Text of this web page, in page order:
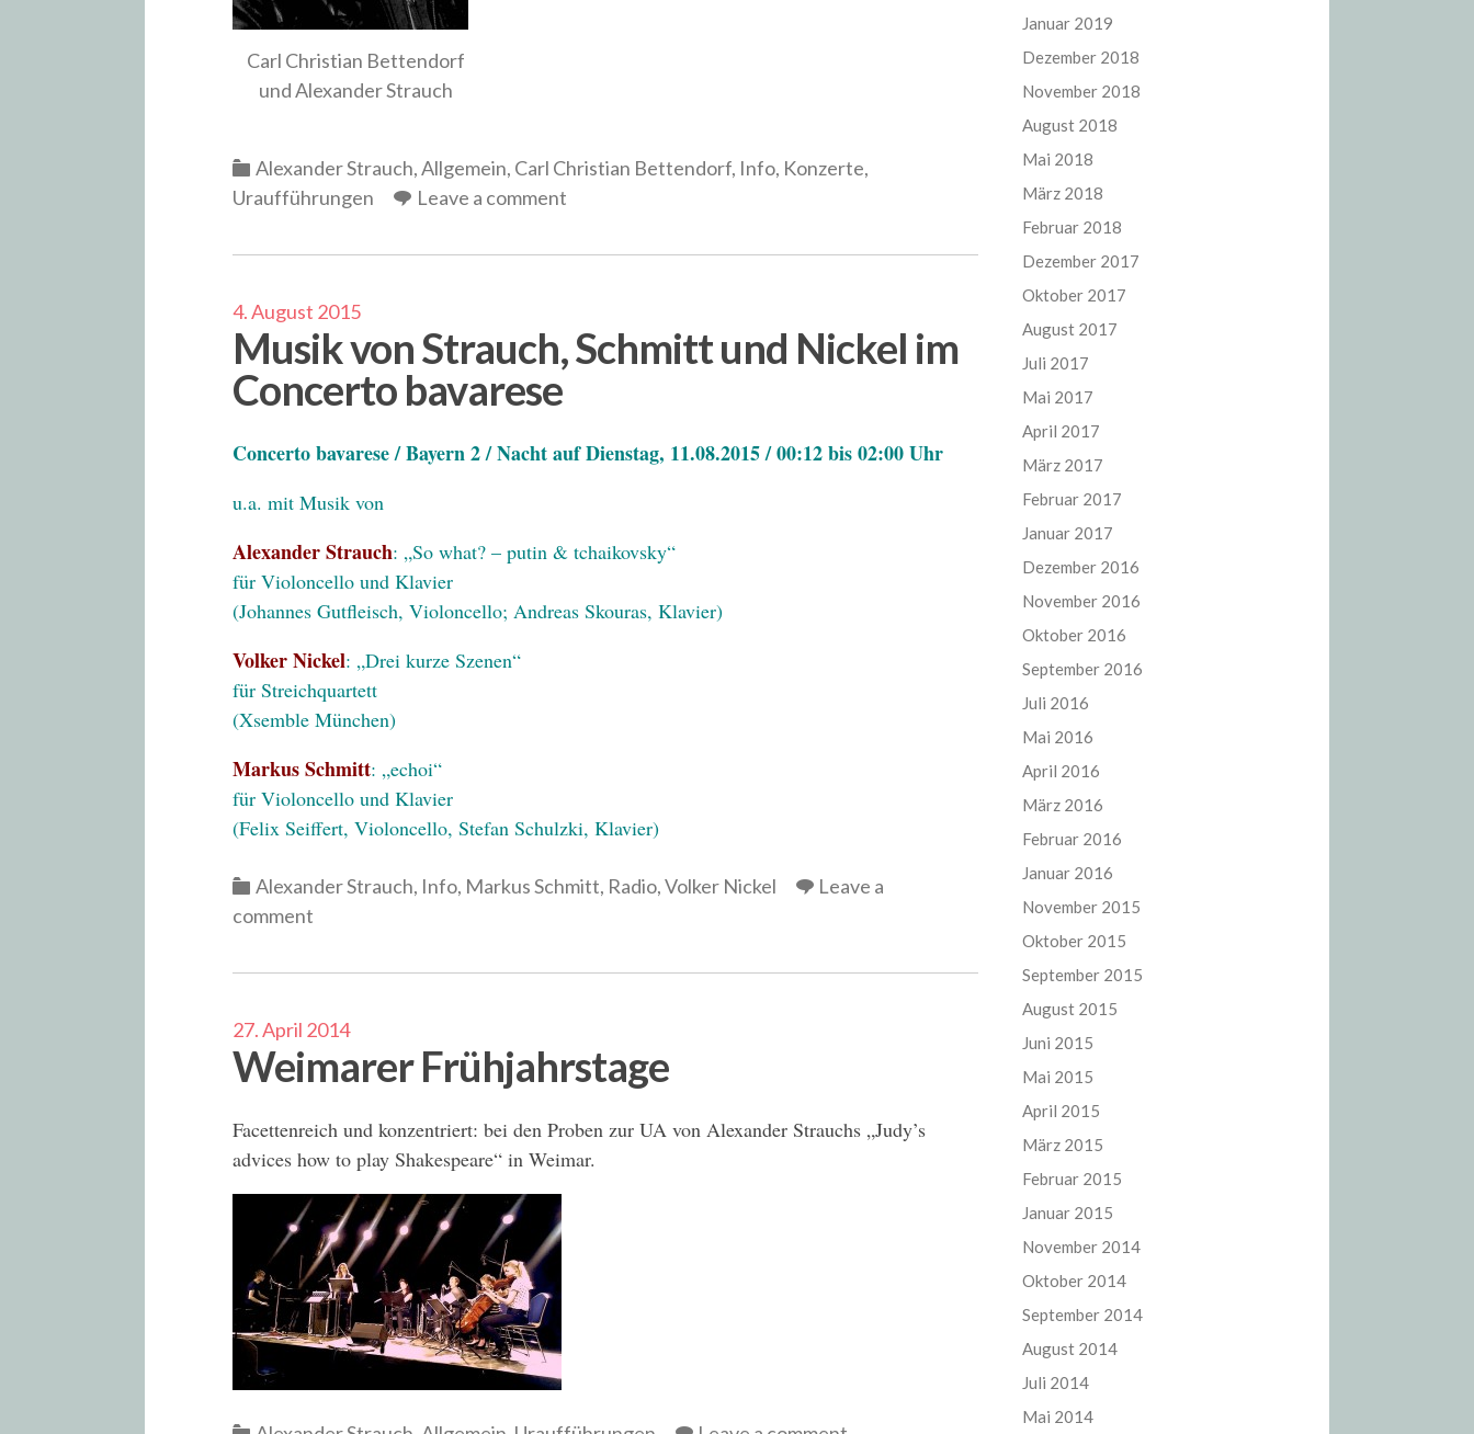
Carl Christian Bettendorf
und Alexander Strauch
Categories
Alexander Strauch,Allgemein, Carl Christian Bettendorf, Info, Konzerte,
Uraufführungen
Leave a comment
4. August 2015
Musik von Strauch, Schmitt und Nickel im
Concerto bavarese
Concerto bavarese / Bayern 2 / Nacht auf Dienstag, 11.08.2015 / 00:12 bis 02:00 Uhr
u.a. mit Musik von
Alexander Strauch: „So what? – putin & tchaikovsky“
für Violoncello und Klavier
(Johannes Gutfleisch, Violoncello; Andreas Skouras, Klavier)
Volker Nickel: „Drei kurze Szenen“
für Streichquartett
(Xsemble München)
Markus Schmitt: „echoi“
für Violoncello und Klavier
(Felix Seiffert, Violoncello, Stefan Schulzki, Klavier)
Categories
Alexander Strauch, Info, Markus Schmitt, Radio,Volker Nickel
Leave a
comment
27. April 2014
Weimarer Frühjahrstage
Facettenreich und konzentriert: bei den Proben zur UA von Alexander Strauchs „Judy’s
advices how to play Shakespeare“ in Weimar.
Januar 2019
Dezember 2018
November 2018
August 2018
Mai 2018
März 2018
Februar 2018
Dezember 2017
Oktober 2017
August 2017
Juli 2017
Mai 2017
April 2017
März 2017
Februar 2017
Januar 2017
Dezember 2016
November 2016
Oktober 2016
September 2016
Juli 2016
Mai 2016
April 2016
März 2016
Februar 2016
Januar 2016
November 2015
Oktober 2015
September 2015
August 2015
Juni 2015
Mai 2015
April 2015
März 2015
Februar 2015
Januar 2015
November 2014
Oktober 2014
September 2014
August 2014
Juli 2014
Mai 2014